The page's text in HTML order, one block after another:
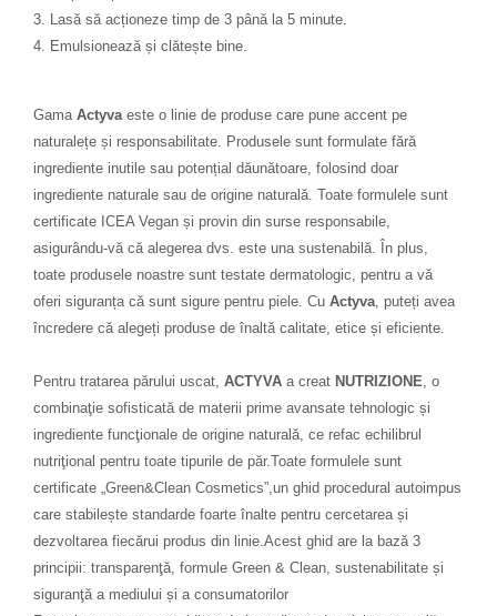
3. Lasă să acționeze timp de 3 până la 5 minute.
4. Emulsionează și clătește bine.
Gama Actyva este o linie de produse care pune accent pe
naturalețe și responsabilitate. Produsele sunt formulate fără
ingrediente inutile sau potențial dăunătoare, folosind doar
ingrediente naturale sau de origine naturală. Toate formulele sunt
certificate ICEA Vegan și provin din surse responsabile,
asigurându-vă că alegerea dvs. este una sustenabilă. În plus,
toate produsele noastre sunt testate dermatologic, pentru a vă
oferi siguranța că sunt sigure pentru piele. Cu Actyva, puteți avea
încredere că alegeți produse de înaltă calitate, etice și eficiente.
Pentru tratarea părului uscat, ACTYVA a creat NUTRIZIONE, o
combinaţie sofisticată de materii prime avansate tehnologic și
ingrediente funcţionale de origine naturală, ce refac echilibrul
nutriţional pentru toate tipurile de păr.Toate formulele sunt
certificate „Green&Clean Cosmetics”,un ghid procedural autoimpus
care stabilește standarde foarte înalte pentru cercetarea și
dezvoltarea fiecărui produs din linie.Acest ghid are la bază 3
principii: transparenţă, formule Green & Clean, sustenabilitate și
siguranţă a mediului și a consumatorilor